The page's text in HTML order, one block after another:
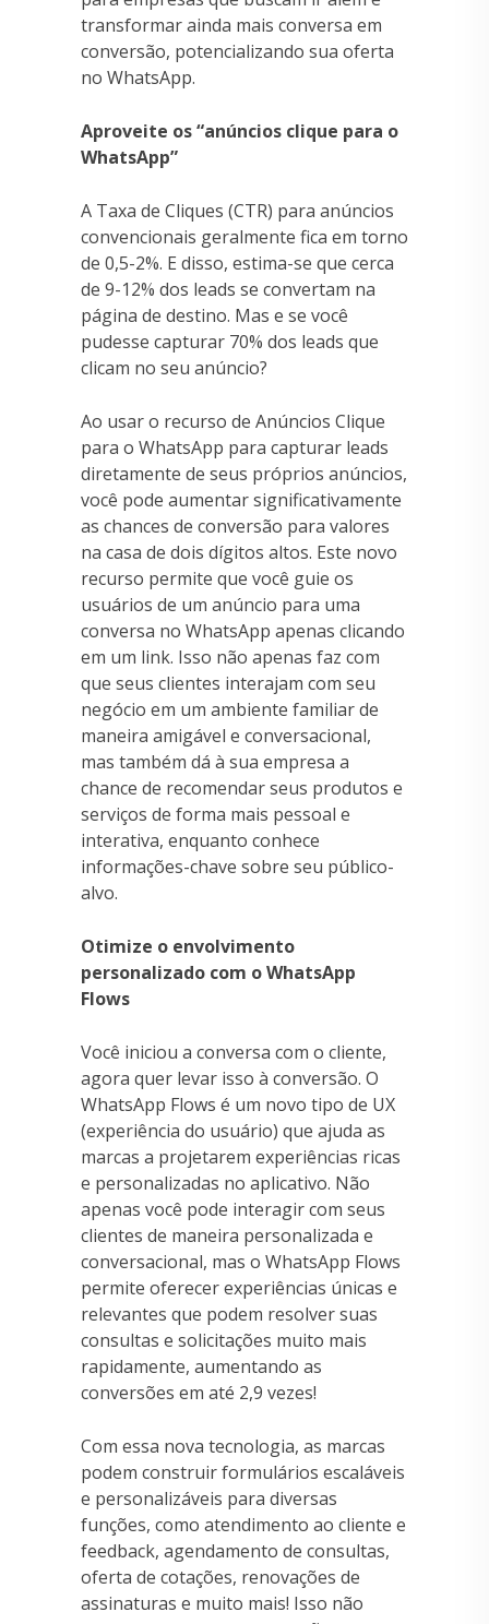
transformar ainda mais conversa em
conversão, potencializando sua oferta
no WhatsApp.
Aproveite os “anúncios clique para o
WhatsApp”
A Taxa de Cliques (CTR) para anúncios
convencionais geralmente fica em torno
de 0,5-2%. E disso, estima-se que cerca
de 9-12% dos leads se convertam na
página de destino. Mas e se você
pudesse capturar 70% dos leads que
clicam no seu anúncio?
Ao usar o recurso de Anúncios Clique
para o WhatsApp para capturar leads
diretamente de seus próprios anúncios,
você pode aumentar significativamente
as chances de conversão para valores
na casa de dois dígitos altos. Este novo
recurso permite que você guie os
usuários de um anúncio para uma
conversa no WhatsApp apenas clicando
em um link. Isso não apenas faz com
que seus clientes interajam com seu
negócio em um ambiente familiar de
maneira amigável e conversacional,
mas também dá à sua empresa a
chance de recomendar seus produtos e
serviços de forma mais pessoal e
interativa, enquanto conhece
informações-chave sobre seu público-
alvo.
Otimize o envolvimento
personalizado com o WhatsApp
Flows
Você iniciou a conversa com o cliente,
agora quer levar isso à conversão. O
WhatsApp Flows é um novo tipo de UX
(experiência do usuário) que ajuda as
marcas a projetarem experiências ricas
e personalizadas no aplicativo. Não
apenas você pode interagir com seus
clientes de maneira personalizada e
conversacional, mas o WhatsApp Flows
permite oferecer experiências únicas e
relevantes que podem resolver suas
consultas e solicitações muito mais
rapidamente, aumentando as
conversões em até 2,9 vezes!
Com essa nova tecnologia, as marcas
podem construir formulários escaláveis
e personalizáveis para diversas
funções, como atendimento ao cliente e
feedback, agendamento de consultas,
oferta de cotações, renovações de
assinaturas e muito mais! Isso não